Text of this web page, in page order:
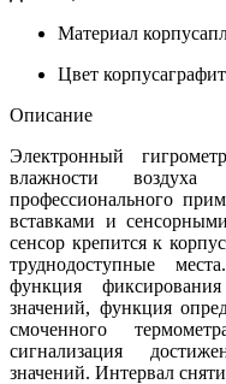
Материал корпуса
Цвет корпуса
Описание
Электронный
влажности
профессионального
вставками и
сенсор крепится к
труднодоступные
функция
значений, функция
смоченного
сигнализация
значений. Интервал